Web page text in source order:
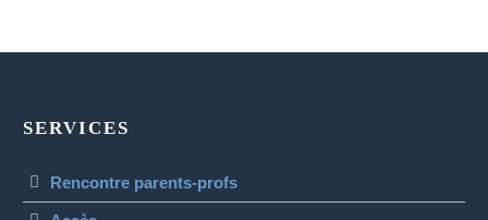
SERVICES
Rencontre parents-profs